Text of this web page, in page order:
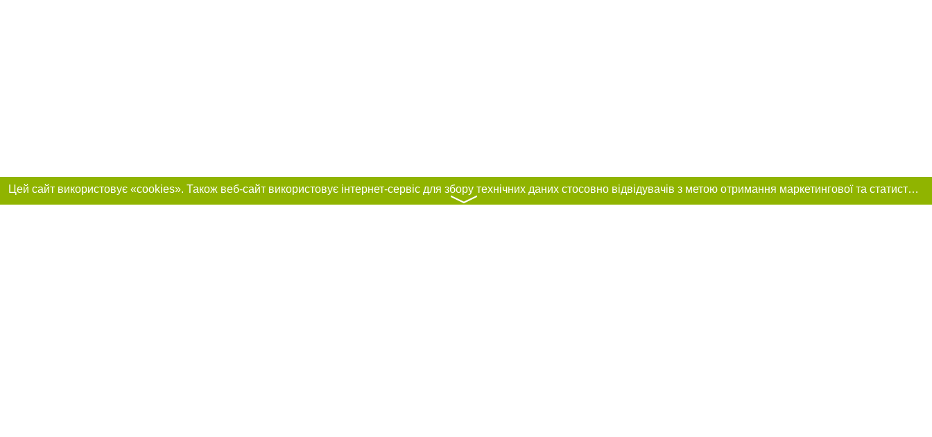
Цей сайт використовує «cookies». Також веб-сайт використовує інтернет-сервіс для збору технічних даних стосовно відвідувачів з метою отримання маркетингової та статистичної інформації. Умови обробки даних відвідувачів сайту див.
〉